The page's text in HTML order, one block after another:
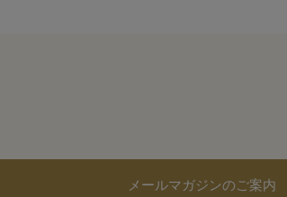
メールマガジンのご案内